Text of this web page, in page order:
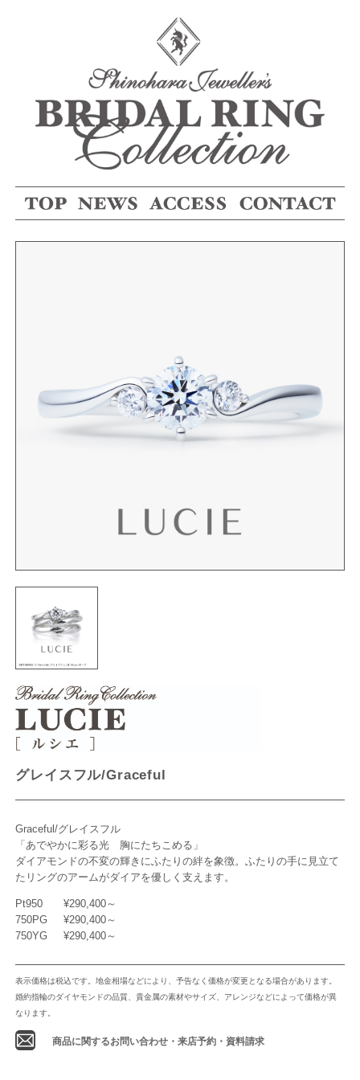
グレイスフル/Graceful
Graceful/グレイスフル
「あでやかに彩る光 胸にたちこめる」
ダイアモンドの不変の輝きにふたりの絆を象徴。ふたりの手に見立て
たリングのアームがダイアを優しく支えます。
Pt950
¥290,400～
750PG
¥290,400～
750YG
¥290,400～
表示価格は税込です。地金相場などにより、予告なく価格が変更となる場合があります。
婚約指輪のダイヤモンドの品質、貴金属の素材やサイズ、アレンジなどによって価格が異
なります。
商品に関するお問い合わせ・来店予約・資料請求